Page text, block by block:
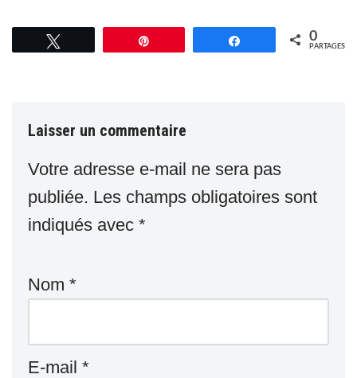
Partagez 0
PARTAGES
Laisser un commentaire
Votre adresse e-mail ne sera pas
publiée. Les champs obligatoires sont
indiqués avec *
Nom *
E-mail *